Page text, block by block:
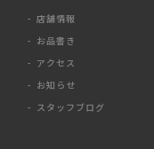
店舗情報
お品書き
アクセス
お知らせ
スタッフブログ